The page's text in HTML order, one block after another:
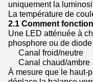
uniquement la
La température de
2.1 Comment
Une LED atténuée à
phosphore ou de diode
Canal froid/neutre
Canal chaud/ambre
À mesure que le haut-